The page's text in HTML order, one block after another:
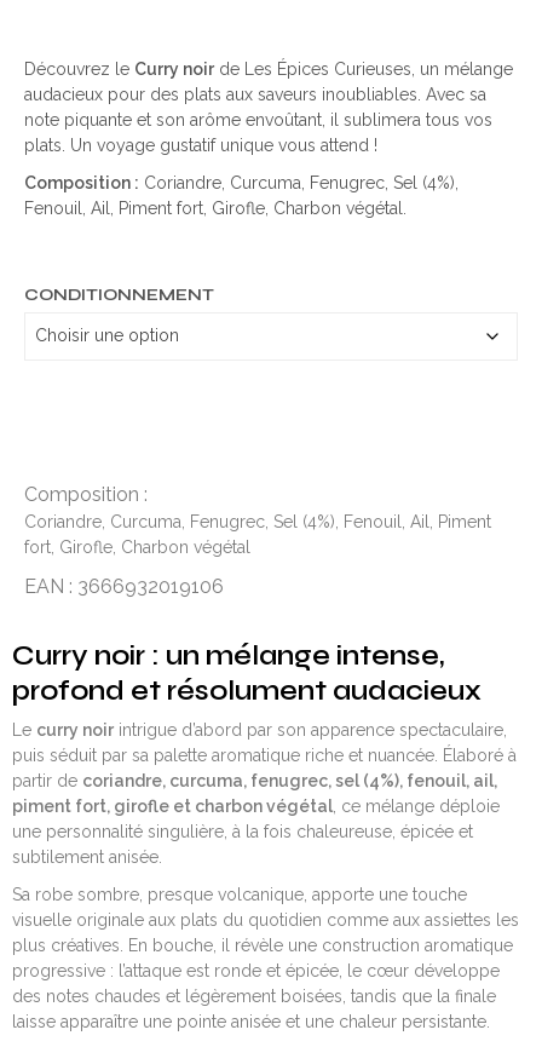
Découvrez le Curry noirde Les Épices Curieuses, un mélange
audacieux pour des plats aux saveurs inoubliables. Avec sa
note piquante et son arôme envoûtant, il sublimera tous vos
plats. Un voyage gustatif unique vous attend !
Composition : Coriandre, Curcuma, Fenugrec, Sel (4%),
Fenouil, Ail, Piment fort, Girofle, Charbon végétal.
CONDITIONNEMENT
Composition :
Coriandre, Curcuma, Fenugrec, Sel (4%), Fenouil, Ail, Piment
fort, Girofle, Charbon végétal
EAN : 3666932019106
Curry noir : un mélange intense,
profond et résolument audacieux
Le curry noir intrigue d’abord par son apparence spectaculaire,
puis séduit par sa palette aromatique riche et nuancée. Élaboré à
partir de coriandre, curcuma, fenugrec, sel (4%), fenouil, ail,
piment fort, girofle et charbon végétal , ce mélange déploie
une personnalité singulière, à la fois chaleureuse, épicée et
subtilement anisée.
Sa robe sombre, presque volcanique, apporte une touche
visuelle originale aux plats du quotidien comme aux assiettes les
plus créatives. En bouche, il révèle une construction aromatique
progressive : l’attaque est ronde et épicée, le cœur développe
des notes chaudes et légèrement boisées, tandis que la finale
laisse apparaître une pointe anisée et une chaleur persistante.